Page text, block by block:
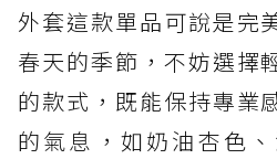
外套這款單品可說是完
春天的季節，不妨選擇
的款式，既能保持專業
的氣息，如奶油杏色